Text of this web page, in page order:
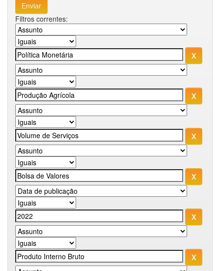
Filtros correntes: